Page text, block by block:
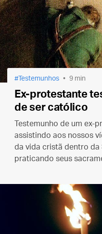
Testemunhos 9 min
Ex-protestante
de ser católico
Testemunho de um ex-
assistindo aos nossos
da vida cristã dentro da
praticando seus